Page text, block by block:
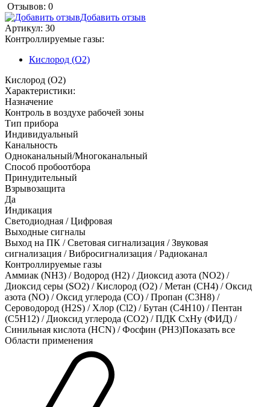
Отзывов: 0
Добавить отзыв
Артикул: 30
Контроллируемые газы:
Кислород (O2)
Кислород (O2)
Характеристики:
Назначение
Контроль в воздухе рабочей зоны
Тип прибора
Индивидуальный
Канальность
Одноканальный/Многоканальный
Способ пробоотбора
Принудительный
Взрывозащита
Да
Индикация
Светодиодная / Цифровая
Выходные сигналы
Выход на ПК / Световая сигнализация / Звуковая
сигнализация / Вибросигнализация / Радиоканал
Контроллируемые газы
Аммиак (NH3) /Водород (H2) / Диоксид азота (NO2) /
Диоксид серы (SO2) /Кислород (O2) /Метан (CH4) /Оксид
азота (NO) /Оксид углерода (CO) /Пропан (C3H8) /
Сероводород (H2S) / Хлор (Cl2) /Бутан (C4H10) /Пентан
(C5H12) / Диоксид углерода (CO2) /ПДК СхНу (ФИД) /
Синильная кислота (HCN) /Фосфин (PH3)Показать все
Области применения